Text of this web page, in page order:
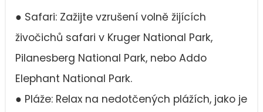
● Safari: Zažijte vzrušení volně žijících
živočichů safari v Kruger National Park,
Pilanesberg National Park, nebo Addo
Elephant National Park.
● Pláže: Relax na nedotčených plážích, jako je